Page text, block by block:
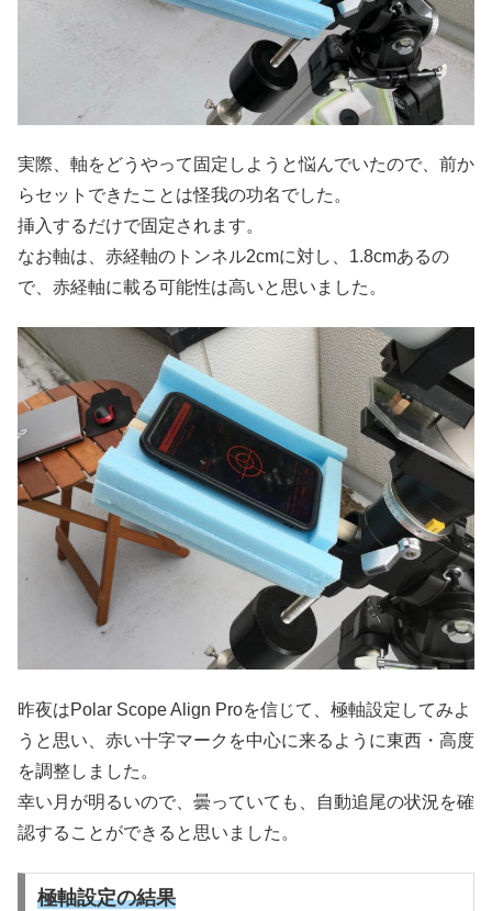
実際、軸をどうやって固定しようと悩んでいたので、前か
らセットできたことは怪我の功名でした。
挿入するだけで固定されます。
なお軸は、赤経軸のトンネル2cmに対し、1.8cmあるの
で、赤経軸に載る可能性は高いと思いました。
昨夜はPolar Scope Align Proを信じて、極軸設定してみよ
うと思い、赤い十字マークを中心に来るように東西・高度
を調整しました。
幸い月が明るいので、曇っていても、自動追尾の状況を確
認することができると思いました。
極軸設定の結果